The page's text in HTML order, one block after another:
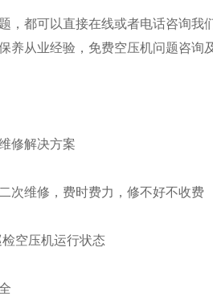
，都可以直接在线或者电话咨询我
从业经验，免费空压机问题咨询
修解决方案
次维修，费时费力，修不好不收费
空压机运行状态